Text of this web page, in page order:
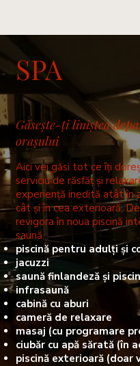
SPA
Găsește-ți liniștea
orașului
Aici vei găsi tot ce îți
serviciu de răsfăț și
experiență inedită atât în
cât și în cea exterioară.
revigora în noua piscină
saună.
piscină pentru adulți și
jacuzzi
saună finlandeză și
infrasaună
cabină cu aburi
cameră de relaxare
masaj (cu programare
ciubăr cu apă sărată (în
piscină exterioară (doar